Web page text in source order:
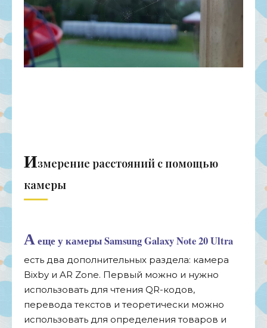
Измерение расстояний с помощью
камеры
Аеще у камеры Samsung Galaxy Note 20 Ultra
есть два дополнительных раздела: камера
Bixby и AR Zone. Первый можно и нужно
использовать для чтения QR-кодов,
перевода текстов и теоретически можно
использовать для определения товаров и